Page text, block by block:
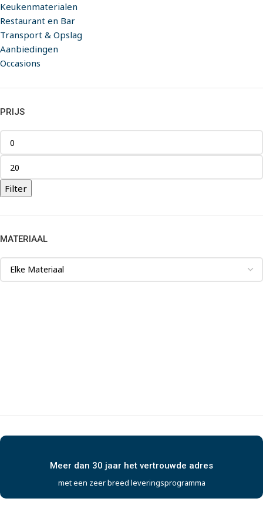
Keukenmaterialen
Restaurant en Bar
Transport & Opslag
Aanbiedingen
Occasions
PRIJS
Filter
MATERIAAL
Meer dan 30 jaar het vertrouwde adres
met een zeer breed leveringsprogramma